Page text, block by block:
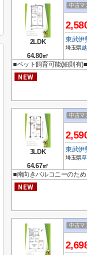
2LDK
64.80㎡
中古マ
東武伊
埼玉県
■ペット飼育可能(細則有
3LDK
64.67㎡
中古マ
東武伊
埼玉県
■南向きバルコニーのた
中古マ